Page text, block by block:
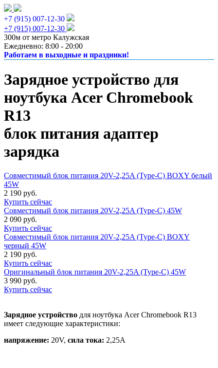
+7 (915) 007-12-30
+7 (915) 007-12-30
300м от метро Калужская
Ежедневно: 8:00 - 20:00
Работаем в выходные и праздники!
Зарядное устройство для
ноутбука Acer Chromebook
R13
блок питания адаптер
зарядка
Совместимый блок питания 20V-2,25A (Type-C) BOXY белый
45W
2 190 руб.
Купить сейчас
Совместимый блок питания 20V-2,25A (Type-C) 45W
2 090 руб.
Купить сейчас
Совместимый блок питания 20V-2,25A (Type-C) BOXY
черный 45W
2 190 руб.
Купить сейчас
Оригинальный блок питания 20V-2,25A (Type-C) 45W
3 990 руб.
Купить сейчас
Зарядное устройство для ноутбука Acer Chromebook R13
имеет следующие характеристики:
напряжение: 20V, сила тока: 2,25A